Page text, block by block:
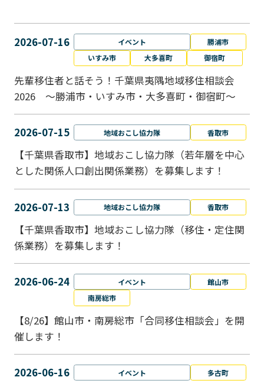
2026-07-16 イベント
勝浦市
いすみ市
大多喜町 御宿町
先輩移住者と話そう！千葉県夷隅地域移住相談会
2026 ～勝浦市・いすみ市・大多喜町・御宿町～
2026-07-15 地域おこし協力隊 香取市
【千葉県香取市】地域おこし協力隊（若年層を中心
とした関係人口創出関係業務）を募集します！
2026-07-13 地域おこし協力隊 香取市
【千葉県香取市】地域おこし協力隊（移住・定住関
係業務）を募集します！
2026-06-24 イベント
館山市
南房総市
【8/26】館山市・南房総市「合同移住相談会」を開
催します！
2026-06-16 イベント 多古町